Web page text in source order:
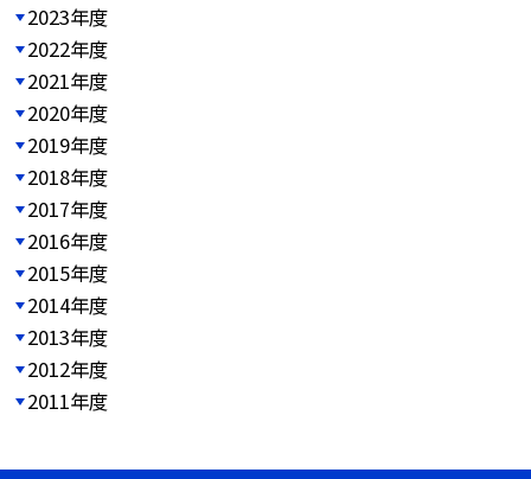
2023年度
2022年度
2021年度
2020年度
2019年度
2018年度
2017年度
2016年度
2015年度
2014年度
2013年度
2012年度
2011年度